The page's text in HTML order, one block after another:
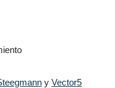
y Vector5